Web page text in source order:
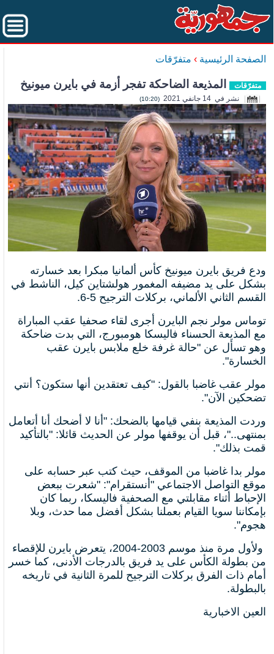
الصفحة الرئيسية › متفرّقات
متفرّقات المذيعة الضاحكة تفجر أزمة في بايرن ميونيخ
نشر في 14 جانفي 2021 (10:20)
ودع فريق بايرن ميونيخ كأس ألمانيا مبكرا بعد خسارته
بشكل على يد مضيفه المغمور هولشتاين كيل، الناشط في
القسم الثاني الألماني، بركلات الترجيح 5-6.
توماس مولر نجم البايرن أجرى لقاء صحفيا عقب المباراة
مع المذيعة الحسناء فاليسكا هومبورج، التي بدت ضاحكة
وهو تسأل عن "حالة غرفة خلع ملابس بايرن عقب
الخسارة".
مولر عقب غاضبا بالقول: "كيف تعتقدين أنها ستكون؟ أنتي
تضحكين الآن".
وردت المذيعة بنفي قيامها بالضحك: "أنا لا أضحك أنا أتعامل
بمنتهى.."، قبل أن يوقفها مولر عن الحديث قائلا: "بالتأكيد
قمت بذلك".
مولر بدا غاضبا من الموقف، حيث كتب عبر حسابه على
موقع التواصل الاجتماعي "أنستقرام": "شعرت ببعض
الإحباط أثناء مقابلتي مع الصحفية فاليسكا، ربما كان
بإمكاننا سويا القيام بعملنا بشكل أفضل مما حدث، وبلا
هجوم".
ولأول مرة منذ موسم 2003-2004، يتعرض بايرن للإقصاء
من بطولة الكأس على يد فريق بالدرجات الأدنى، كما خسر
أمام ذات الفرق بركلات الترجيح للمرة الثانية في تاريخه
بالبطولة.
العين الاخبارية